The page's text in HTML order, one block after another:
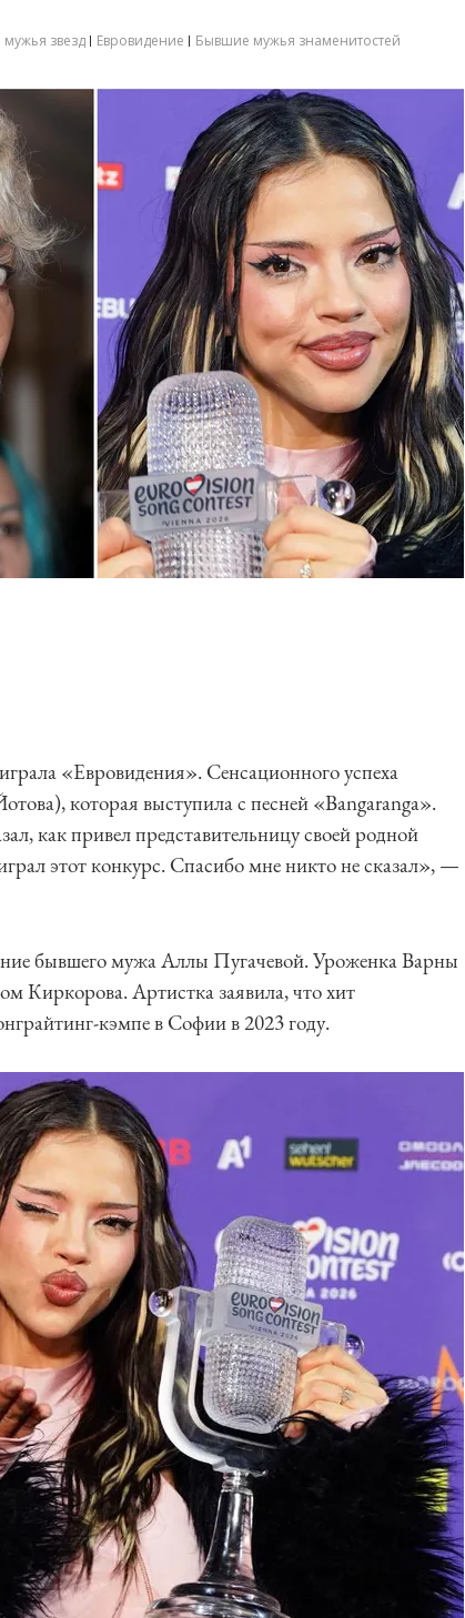
звезд Евровидение Бывшие мужья знаменитостей
«Евровидения». Сенсационного успеха
которая выступила с песней «Bangaranga».
как привел представительницу своей родной
этот конкурс. Спасибо мне никто не сказал», —
бывшего мужа Аллы Пугачевой. Уроженка Варны
Киркорова. Артистка заявила, что хит
кэмпе в Софии в 2023 году.